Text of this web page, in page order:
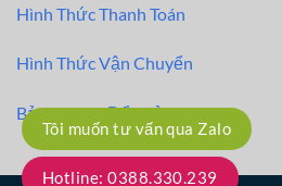
Hình Thức Thanh Toán
Hình Thức Vận Chuyển
Bảo Hành – Đổi Trả
Tôi muốn tư vấn qua Zalo
Hotline: 0388.330.239